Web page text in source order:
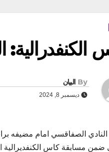
الكنفدرالية:
By البيان
ديسمبر 8, 2024
ضمن مسابقة كاس الكنفديرالية